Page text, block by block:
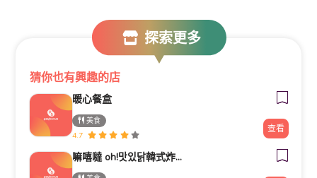
探索更多
猜你也有興趣的店
暖心餐盒
美食
4.7
查看
嘛嘻噠 oh!맛있닭韓式炸雞-東興店